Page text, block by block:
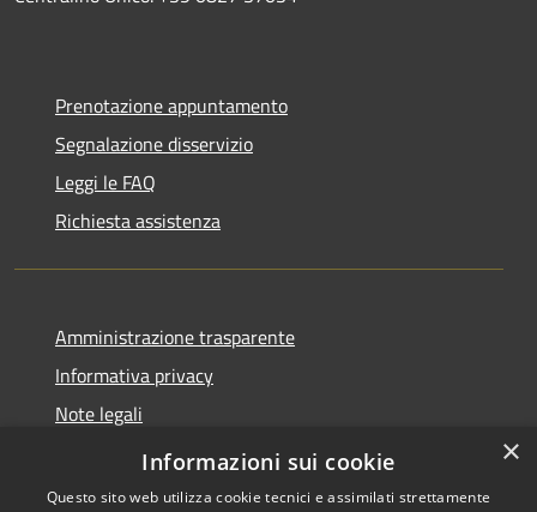
Prenotazione appuntamento
Segnalazione disservizio
Leggi le FAQ
Richiesta assistenza
Amministrazione trasparente
Informativa privacy
Note legali
Dichiarazione di accessibilità
×
Informazioni sui cookie
Questo sito web utilizza cookie tecnici e assimilati strettamente